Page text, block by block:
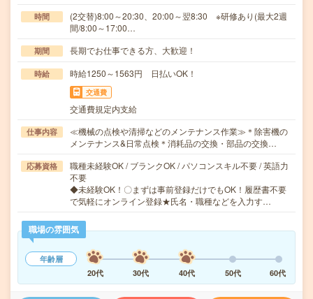
時間
(2交替)8:00～20:30、20:00～翌8:30 ※研修あり(最大2週
間/8:00～17:00…
期間 長期でお仕事できる方、大歓迎！
時給 時給1250～1563円 日払いOK！
交通費
交通費規定内支給
仕事内容
≪機械の点検や清掃などのメンテナンス作業≫＊除害機の
メンテナンス&日常点検＊消耗品の交換・部品の交換…
応募資格
職種未経験OK / ブランクOK / パソコンスキル不要 / 英語力
不要
◆未経験OK！〇まずは事前登録だけでもOK！履歴書不要
で気軽にオンライン登録★氏名・職種などを入力す…
職場の雰囲気
年齢層
20代
30代 40代 50代 60代